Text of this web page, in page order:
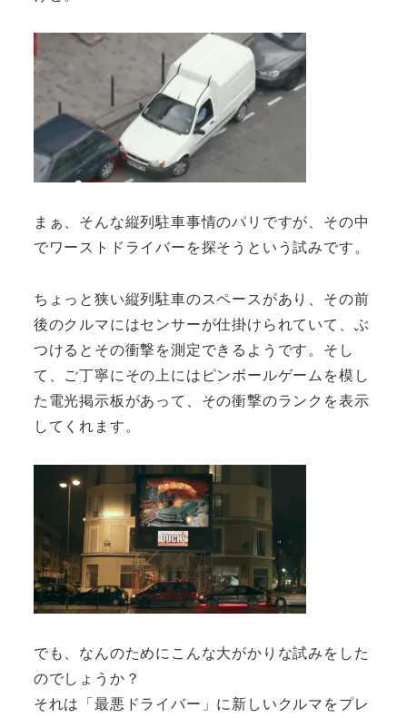
まぁ、そんな縦列駐車事情のパリですが、その中
でワーストドライバーを探そうという試みです。
ちょっと狭い縦列駐車のスペースがあり、その前
後のクルマにはセンサーが仕掛けられていて、ぶ
つけるとその衝撃を測定できるようです。そし
て、ご丁寧にその上にはピンボールゲームを模し
た電光掲示板があって、その衝撃のランクを表示
してくれます。
でも、なんのためにこんな大がかりな試みをした
のでしょうか？
それは「最悪ドライバー」に新しいクルマをプレ